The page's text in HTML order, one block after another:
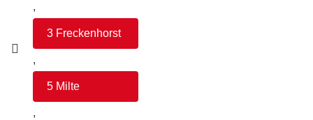
,
3 Freckenhorst
,
5 Milte
,